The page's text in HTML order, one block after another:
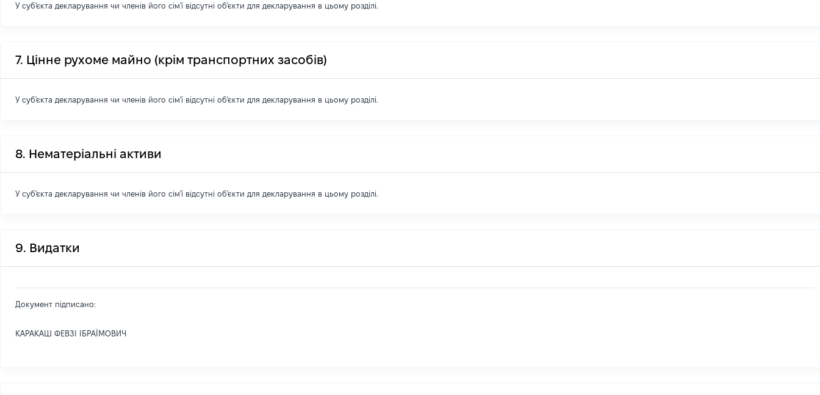
У суб'єкта декларування чи членів його сім'ї відсутні об'єкти для декларування в цьому розділі.
7. Цінне рухоме майно (крім транспортних засобів)
У суб'єкта декларування чи членів його сім'ї відсутні об'єкти для декларування в цьому розділі.
8. Нематеріальні активи
У суб'єкта декларування чи членів його сім'ї відсутні об'єкти для декларування в цьому розділі.
9. Видатки
Документ підписано:
КАРАКАШ ФЕВЗІ ІБРАЇМОВИЧ